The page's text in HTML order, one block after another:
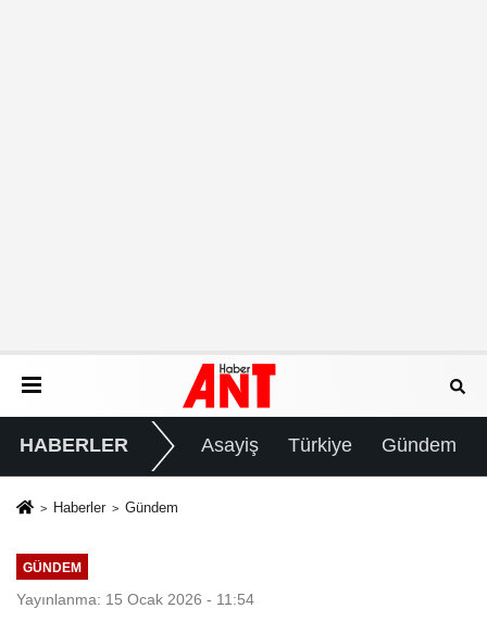
HABERLER Asayiş Türkiye Gündem
Haberler Gündem
GÜNDEM
Yayınlanma: 15 Ocak 2026 - 11:54